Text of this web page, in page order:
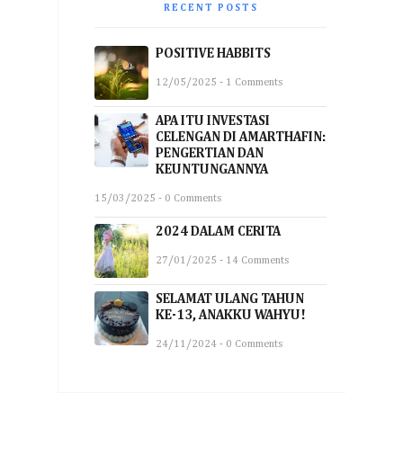
RECENT POSTS
POSITIVE HABBITS
12/05/2025 - 1 Comments
APA ITU INVESTASI
CELENGAN DI AMARTHAFIN:
PENGERTIAN DAN
KEUNTUNGANNYA
15/03/2025 - 0 Comments
2024 DALAM CERITA
27/01/2025 - 14 Comments
SELAMAT ULANG TAHUN
KE-13, ANAKKU WAHYU!
24/11/2024 - 0 Comments